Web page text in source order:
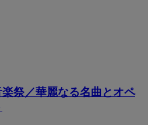
祭／華麗なる名曲とオペ